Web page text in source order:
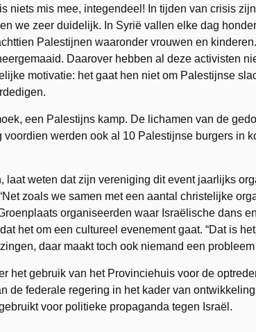
niets mis mee, integendeel! In tijden van crisis
we zeer duidelijk. In Syrië vallen elke dag
Palestijnen waaronder vrouwen en
Daarover hebben al deze activisten
motivatie: het gaat hen niet om Palestijnse
een Palestijns kamp. De lichamen van de
werden ook al 10 Palestijnse burgers in
laat weten dat zijn vereniging dit event jaarlijks
zoals we samen met een aantal christelijke
organiseerden waar Israëlische dans
het om een cultureel evenement gaat. “Dat is
daar maakt toch ook niemand een probleem
het gebruik van het Provinciehuis voor de
de federale regering in het kader van
voor politieke propaganda tegen Israël.